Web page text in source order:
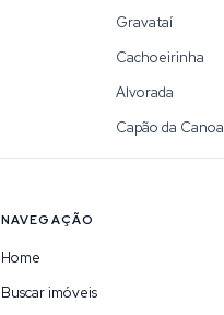
Gravataí
Cachoeirinha
Alvorada
Capão da Canoa
NAVEGAÇÃO
Home
Buscar imóveis